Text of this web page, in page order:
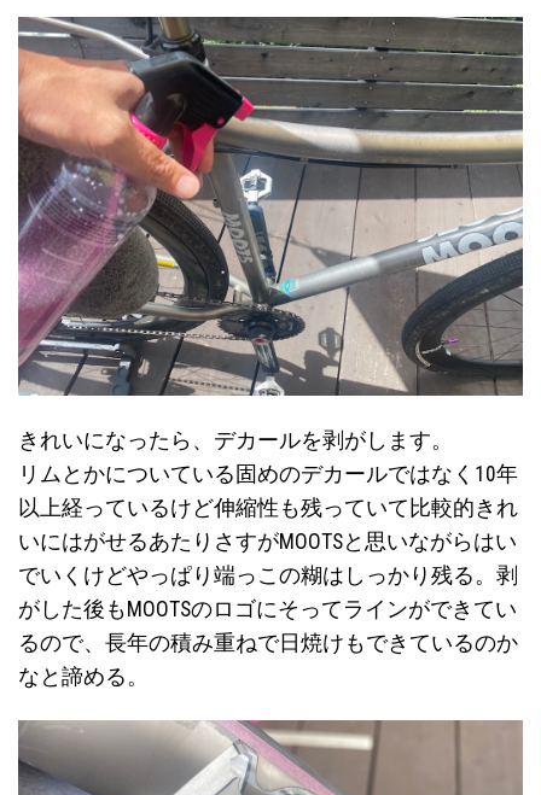
きれいになったら、デカールを剥がします。
リムとかについている固めのデカールではなく10年
以上経っているけど伸縮性も残っていて比較的きれ
いにはがせるあたりさすがMOOTSと思いながらはい
でいくけどやっぱり端っこの糊はしっかり残る。剥
がした後もMOOTSのロゴにそってラインができてい
るので、長年の積み重ねで日焼けもできているのか
なと諦める。